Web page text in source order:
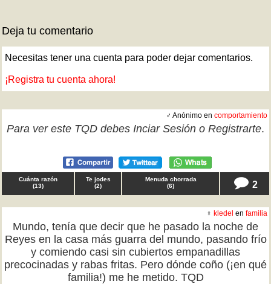
Deja tu comentario
Necesitas tener una cuenta para poder dejar comentarios.
¡Registra tu cuenta ahora!
♂ Anónimo en comportamiento
Para ver este TQD debes Inciar Sesión o Registrarte.
Cuánta razón
(13)
Te jodes
(2)
Menuda chorrada
(6) 2
♀ kledel en familia
Mundo, tenía que decir que he pasado la noche de
Reyes en la casa más guarra del mundo, pasando frío
y comiendo casi sin cubiertos empanadillas
precocinadas y rabas fritas. Pero dónde coño (¡en qué
familia!) me he metido. TQD